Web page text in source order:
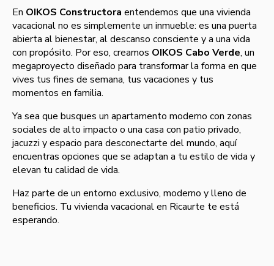
En OIKOS Constructora entendemos que una vivienda
vacacional no es simplemente un inmueble: es una puerta
abierta al bienestar, al descanso consciente y a una vida
con propósito. Por eso, creamos OIKOS Cabo Verde, un
megaproyecto diseñado para transformar la forma en que
vives tus fines de semana, tus vacaciones y tus
momentos en familia.
Ya sea que busques un apartamento moderno con zonas
sociales de alto impacto o una casa con patio privado,
jacuzzi y espacio para desconectarte del mundo, aquí
encuentras opciones que se adaptan a tu estilo de vida y
elevan tu calidad de vida.
Haz parte de un entorno exclusivo, moderno y lleno de
beneficios. Tu vivienda vacacional en Ricaurte te está
esperando.